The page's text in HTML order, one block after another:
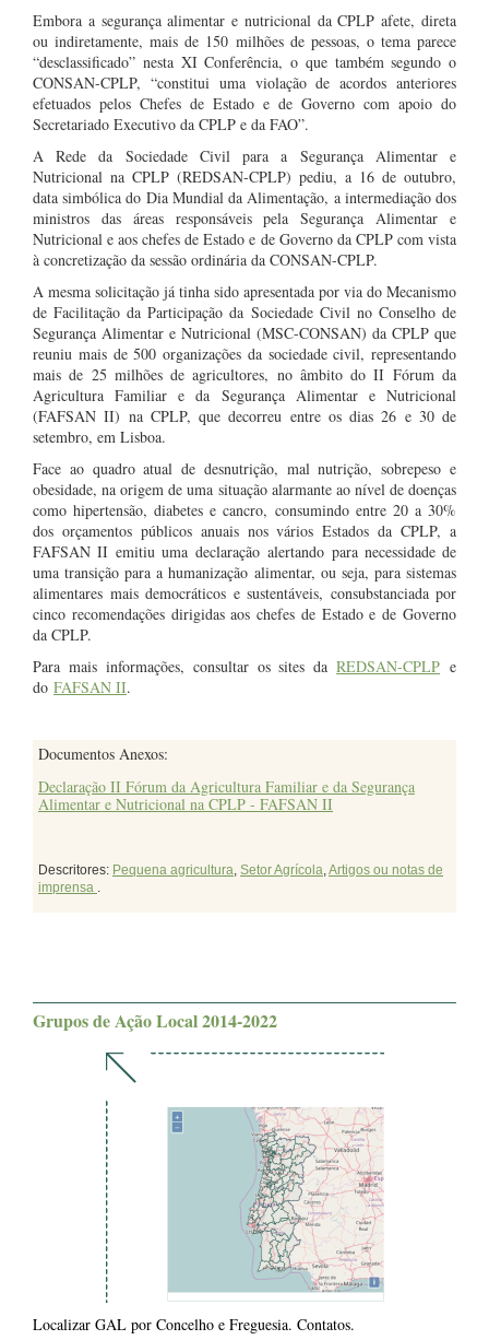
Embora a segurança alimentar e nutricional da CPLP afete, direta
ou indiretamente, mais de 150 milhões de pessoas, o tema parece
“desclassificado” nesta XI Conferência, o que também segundo o
CONSAN-CPLP, “constitui uma violação de acordos anteriores
efetuados pelos Chefes de Estado e de Governo com apoio do
Secretariado Executivo da CPLP e da FAO”.
A Rede da Sociedade Civil para a Segurança Alimentar e
Nutricional na CPLP (REDSAN-CPLP) pediu, a 16 de outubro,
data simbólica do Dia Mundial da Alimentação, a intermediação dos
ministros das áreas responsáveis pela Segurança Alimentar e
Nutricional e aos chefes de Estado e de Governo da CPLP com vista
à concretização da sessão ordinária da CONSAN-CPLP.
A mesma solicitação já tinha sido apresentada por via do Mecanismo
de Facilitação da Participação da Sociedade Civil no Conselho de
Segurança Alimentar e Nutricional (MSC-CONSAN) da CPLP que
reuniu mais de 500 organizações da sociedade civil, representando
mais de 25 milhões de agricultores, no âmbito do II Fórum da
Agricultura Familiar e da Segurança Alimentar e Nutricional
(FAFSAN II) na CPLP, que decorreu entre os dias 26 e 30 de
setembro, em Lisboa.
Face ao quadro atual de desnutrição, mal nutrição, sobrepeso e
obesidade, na origem de uma situação alarmante ao nível de doenças
como hipertensão, diabetes e cancro, consumindo entre 20 a 30%
dos orçamentos públicos anuais nos vários Estados da CPLP, a
FAFSAN II emitiu uma declaração alertando para necessidade de
uma transição para a humanização alimentar, ou seja, para sistemas
alimentares mais democráticos e sustentáveis, consubstanciada por
cinco recomendações dirigidas aos chefes de Estado e de Governo
da CPLP.
Para mais informações, consultar os sites daREDSAN-CPLP e
do FAFSAN II.
Documentos Anexos:
Declaração II Fórum da Agricultura Familiar e da Segurança
Alimentar e Nutricional na CPLP - FAFSAN II
Descritores: Pequena agricultura, Setor Agrícola,Artigos ou notas de
imprensa .
Grupos de Ação Local 2014-2022
Localizar GAL por Concelho e Freguesia. Contatos.